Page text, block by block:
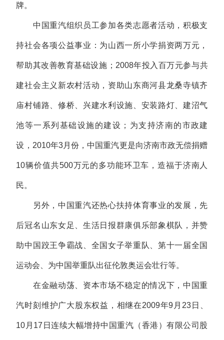
牌。
中国重汽组织员工参加各类志愿者活动，积极支
持社会各项公益事业：为山西一所小学捐资两万元，
帮助其改善教育基础设施；2008年投入百万元参与共
建社会主义新农村活动，资助山东商河县龙桑寺镇齐
庙村铺路、修桥、兴建水利设施、安装路灯、建沼气
池等一系列基础设施的建设；为支持济南的市政建
设，2010年3月份，中国重汽更是向济南市政无偿捐赠
10辆价值共500万元的多功能环卫车，造福于济南人
民。
另外，中国重汽还热心扶持体育事业的发展，先
后冠名山东女足、生活日报群康俱乐部象棋队，并赞
助中国跤王争霸战、全国女子举重队、第十一届全国
运动会、为中国举重队出征伦敦奥运会壮行等。
在金融动荡、资本市场不稳定的情况下，中国重
汽时刻维护广大股东权益，相继在2009年9月23日、
10月17日连续大幅增持中国重汽（香港）有限公司股